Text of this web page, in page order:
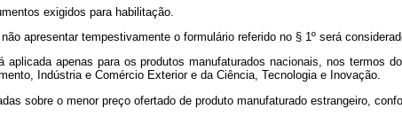
exigidos para habilitação.
apresentar tempestivamente o formulário referido no § 1º será
aplicada apenas para os produtos manufaturados nacionais, nos termos
Indústria e Comércio Exterior e da Ciência, Tecnologia e Inovação.
sobre o menor preço ofertado de produto manufaturado estrangeiro,